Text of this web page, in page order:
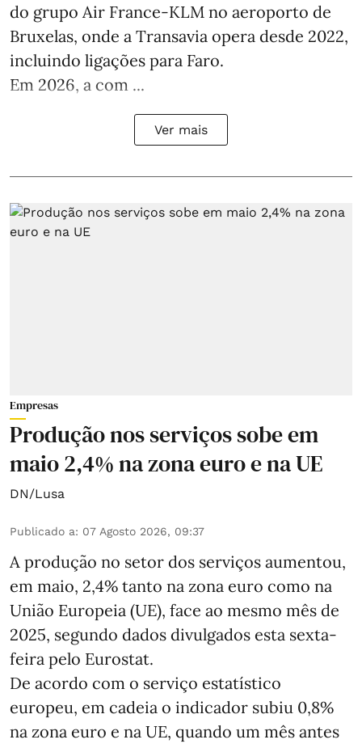
do grupo Air France-KLM no aeroporto de
Bruxelas, onde a Transavia opera desde 2022,
incluindo ligações para Faro.
Em 2026, a com ...
Ver mais
Empresas
Produção nos serviços sobe em
maio 2,4% na zona euro e na UE
DN/Lusa
Publicado a: 07 Agosto 2026, 09:37
A produção no setor dos serviços aumentou,
em maio, 2,4% tanto na zona euro como na
União Europeia (UE), face ao mesmo mês de
2025, segundo dados divulgados esta sexta-
feira pelo Eurostat.
De acordo com o serviço estatístico
europeu, em cadeia o indicador subiu 0,8%
na zona euro e na UE, quando um mês antes